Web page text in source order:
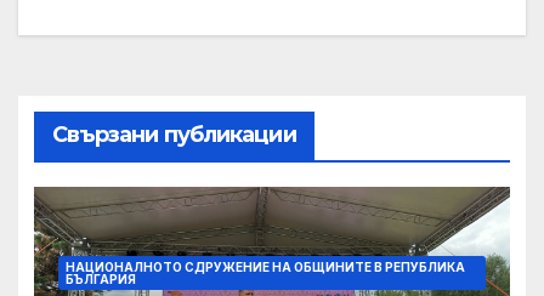
Свързани публикации
НАЦИОНАЛНОТО СДРУЖЕНИЕ НА ОБЩИНИТЕ В РЕПУБЛИКА
БЪЛГАРИЯ